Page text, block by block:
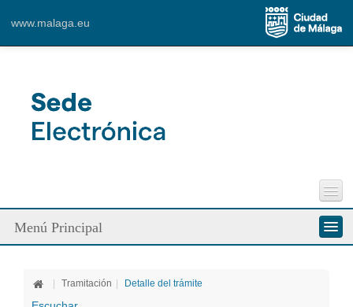
www.malaga.eu
Perfil del Contratante
Incidencias Vía Pública
Menú Principal
Ciudadanos
Tramitación Detalle del trámite